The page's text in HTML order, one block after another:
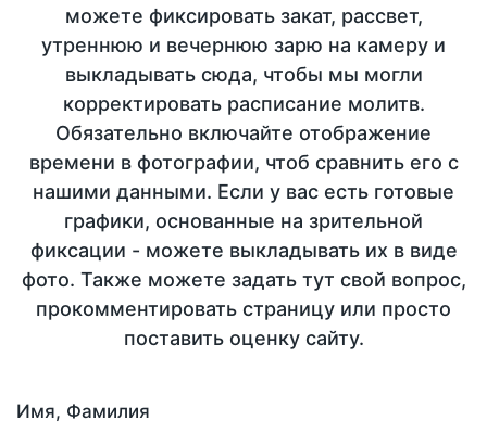
можете фиксировать закат, рассвет,
утреннюю и вечернюю зарю на камеру и
выкладывать сюда, чтобы мы могли
корректировать расписание молитв.
Обязательно включайте отображение
времени в фотографии, чтоб сравнить его с
нашими данными. Если у вас есть готовые
графики, основанные на зрительной
фиксации - можете выкладывать их в виде
фото. Также можете задать тут свой вопрос,
прокомментировать страницу или просто
поставить оценку сайту.
Имя, Фамилия